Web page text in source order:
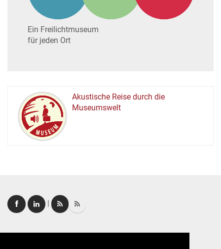
Ein Freilichtmuseum
für jeden Ort
MUSEUM
Akustische Reise durch die
Museumswelt